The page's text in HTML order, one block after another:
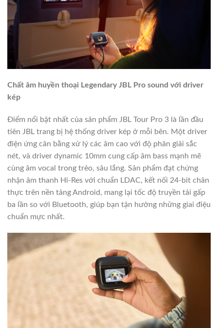
Chất âm huyền thoại Legendary JBL Pro sound với driver
kép
Điểm nổi bật nhất của sản phẩm JBL Tour Pro 3 là lần đầu
tiên JBL trang bị hệ thống driver kép ở mỗi bên. Một driver
điện ứng cân bằng xử lý các âm cao với độ phân giải sắc
nét, và driver dynamic 10mm cung cấp âm bass mạnh mẽ
cùng âm vocal trong trẻo, sâu lắng. Sản phẩm đạt chứng
nhận âm thanh Hi-Res với chuẩn LDAC, kết nối 24-bit chân
thực trên nền tảng Android, mang lại tốc độ truyền tải gấp
ba lần so với Bluetooth, giúp bạn tận hưởng những giai điệu
chuẩn mực nhất.